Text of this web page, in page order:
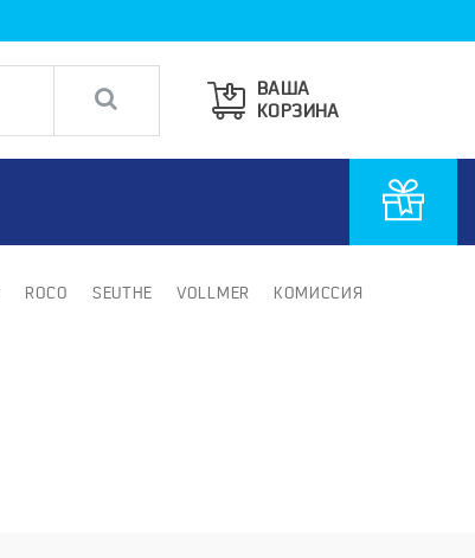
ВАША
КОРЗИНА
ROCO SEUTHE VOLLMER КОМИССИЯ